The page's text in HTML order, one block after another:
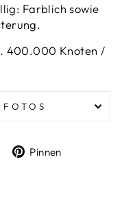
Farblich sowie
400.000 Knoten /
Auf
Pinnen